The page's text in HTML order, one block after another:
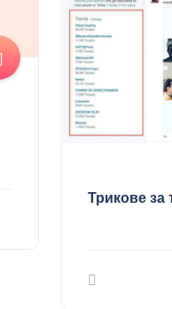
Трикове за